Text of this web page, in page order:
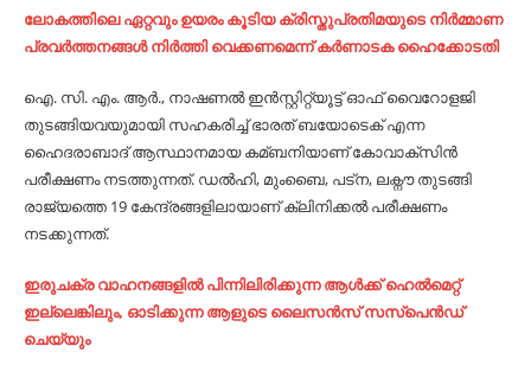
ലോകത്തിലെ ഏറ്റവും ഉയരം കൂടിയ ക്രിസ്തുപ്രതിമയുടെ നിര്‍മ്മാണ
പ്രവര്‍ത്തനങ്ങള്‍ നിര്‍ത്തി വെക്കണമെന്ന് കര്‍ണാടക ഹൈക്കോടതി
ഐ. സി. എം. ആര്‍., നാഷണല്‍ ഇന്‍സ്റ്റിറ്റ്യൂട്ട് ഓഫ് വൈറോളജി
തുടങ്ങിയവയുമായി സഹകരിച്ച്‌ ഭാരത് ബയോടെക് എന്ന
ഹൈദരാബാദ് ആസ്ഥാനമായ കമ്ബനിയാണ് കോവാക്സിന്‍
പരീക്ഷണം നടത്തുന്നത്. ഡല്‍ഹി, മുംബൈ, പട്ന, ലക്നൗ തുടങ്ങി
രാജ്യത്തെ 19 കേന്ദ്രങ്ങളിലായാണ് ക്ലിനിക്കല്‍ പരീക്ഷണം
നടക്കുന്നത്.
ഇരുചക്ര വാഹനങ്ങളില്‍ പിന്നിലിരിക്കുന്ന ആള്‍ക്ക് ഹെല്‍മെറ്റ്
ഇല്ലെങ്കിലും, ഓടിക്കുന്ന ആളുടെ ലൈസൻസ് സസ്‌പെൻഡ്
ചെയ്യും